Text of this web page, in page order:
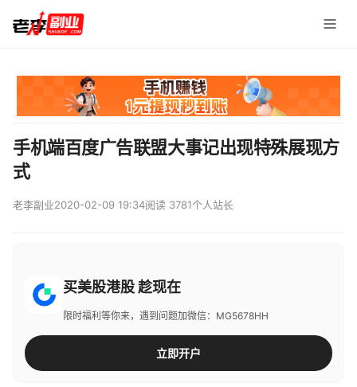
手机端百度广告联盟大事记出现特殊展现方
式
老李副业2020-02-09 19:34阅读 3781个人站长
买美股港股 趁现在
限时福利等你来，遇到问题加微信：MG5678HH
立即开户